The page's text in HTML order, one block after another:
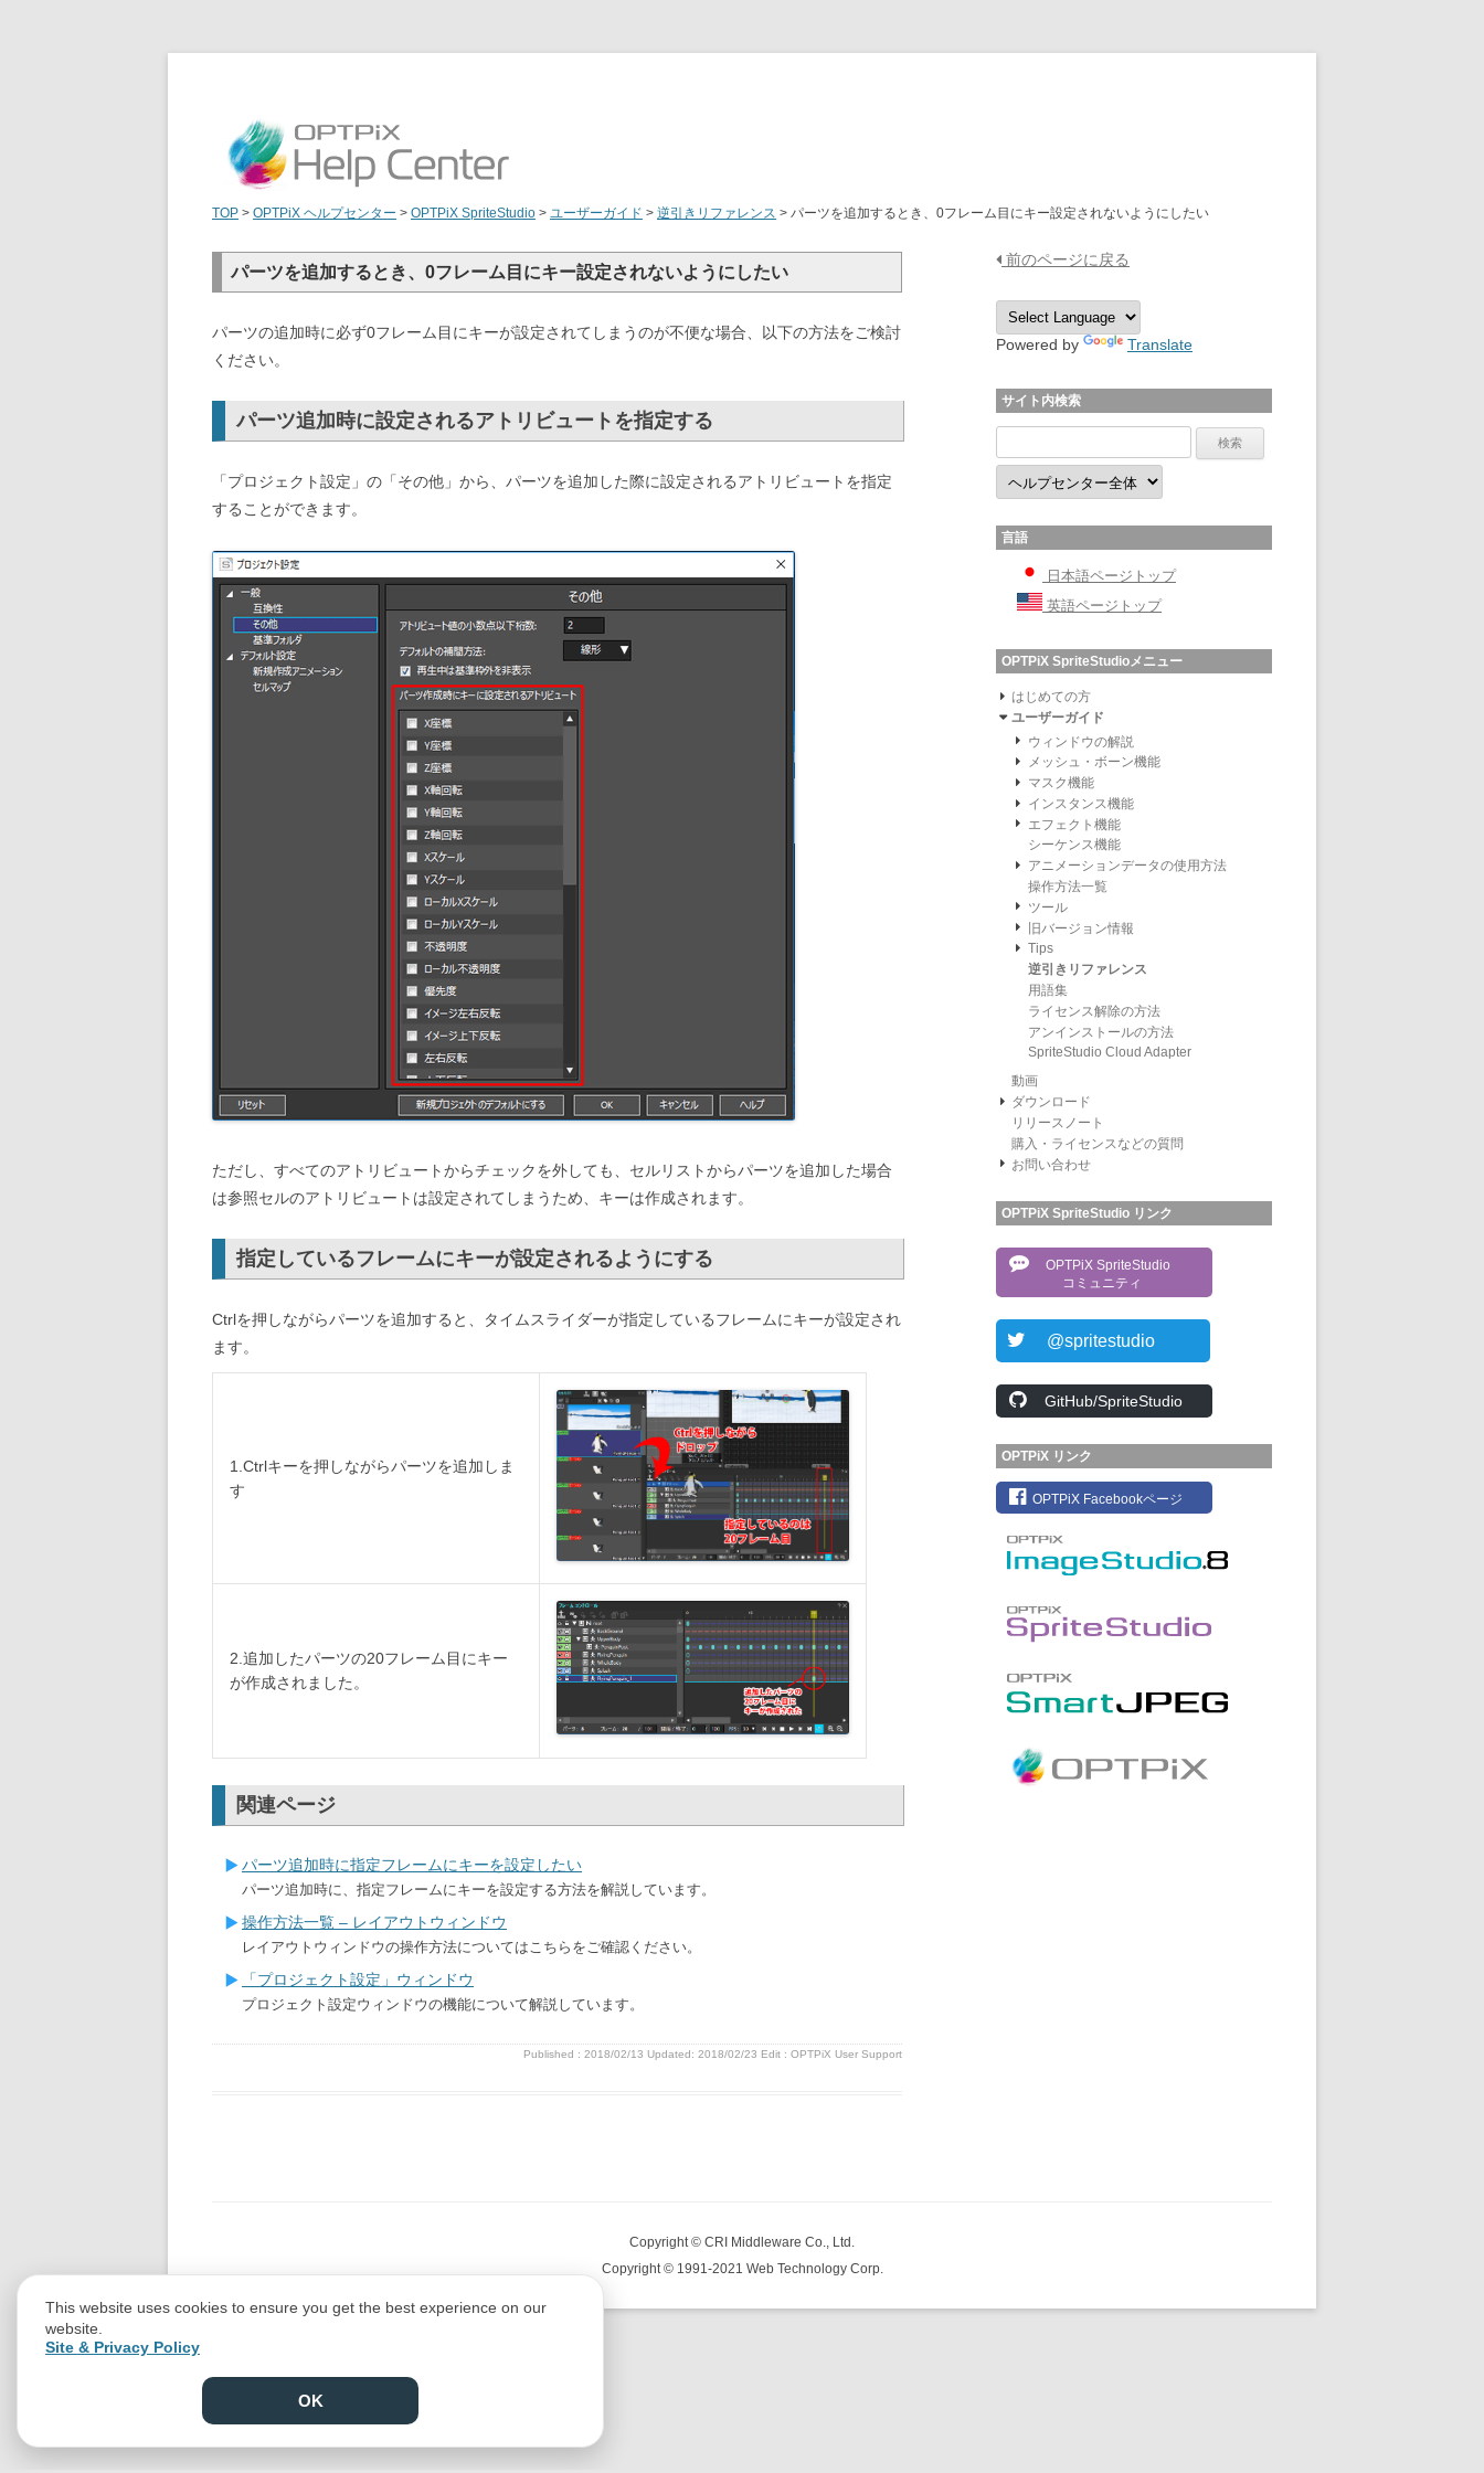
TOP > OPTPiX ヘルプセンター > OPTPiX SpriteStudio > ユーザーガイド > 逆引きリファレンス > パーツを追加するとき、0フレーム目にキー設定されないようにしたい
パーツを追加するとき、0フレーム目にキー設定されないようにしたい
パーツの追加時に必ず0フレーム目にキーが設定されてしまうのが不便な場合、以下の方法をご検討
ください。
パーツ追加時に設定されるアトリビュートを指定する
「プロジェクト設定」の「その他」から、パーツを追加した際に設定されるアトリビュートを指定
することができます。
ただし、すべてのアトリビュートからチェックを外しても、セルリストからパーツを追加した場合
は参照セルのアトリビュートは設定されてしまうため、キーは作成されます。
指定しているフレームにキーが設定されるようにする
Ctrlを押しながらパーツを追加すると、タイムスライダーが指定しているフレームにキーが設定され
ます。
1.Ctrlキーを押しながらパーツを追加しま
す
2.追加したパーツの20フレーム目にキー
が作成されました。
関連ページ
パーツ追加時に指定フレームにキーを設定したい
パーツ追加時に、指定フレームにキーを設定する方法を解説しています。
操作方法一覧 – レイアウトウィンドウ
レイアウトウィンドウの操作方法についてはこちらをご確認ください。
「プロジェクト設定」ウィンドウ
プロジェクト設定ウィンドウの機能について解説しています。
Published : 2018/02/13 Updated: 2018/02/23 Edit : OPTPiX User Support
前のページに戻る
Powered by Translate
サイト内検索
言語
日本語ページトップ
英語ページトップ
OPTPiX SpriteStudioメニュー
はじめての方
ユーザーガイド
ウィンドウの解説
メッシュ・ボーン機能
マスク機能
インスタンス機能
エフェクト機能
シーケンス機能
アニメーションデータの使用方法
操作方法一覧
ツール
旧バージョン情報
Tips
逆引きリファレンス
用語集
ライセンス解除の方法
アンインストールの方法
SpriteStudio Cloud Adapter
動画
ダウンロード
リリースノート
購入・ライセンスなどの質問
お問い合わせ
OPTPiX SpriteStudio リンク
OPTPiX SpriteStudio
コミュニティ
@spritestudio
GitHub/SpriteStudio
OPTPiX リンク
OPTPiX Facebookページ
Copyright © CRI Middleware Co., Ltd.
Copyright © 1991-2021 Web Technology Corp.
This website uses cookies to ensure you get the best experience on our
website.
Site & Privacy Policy
OK